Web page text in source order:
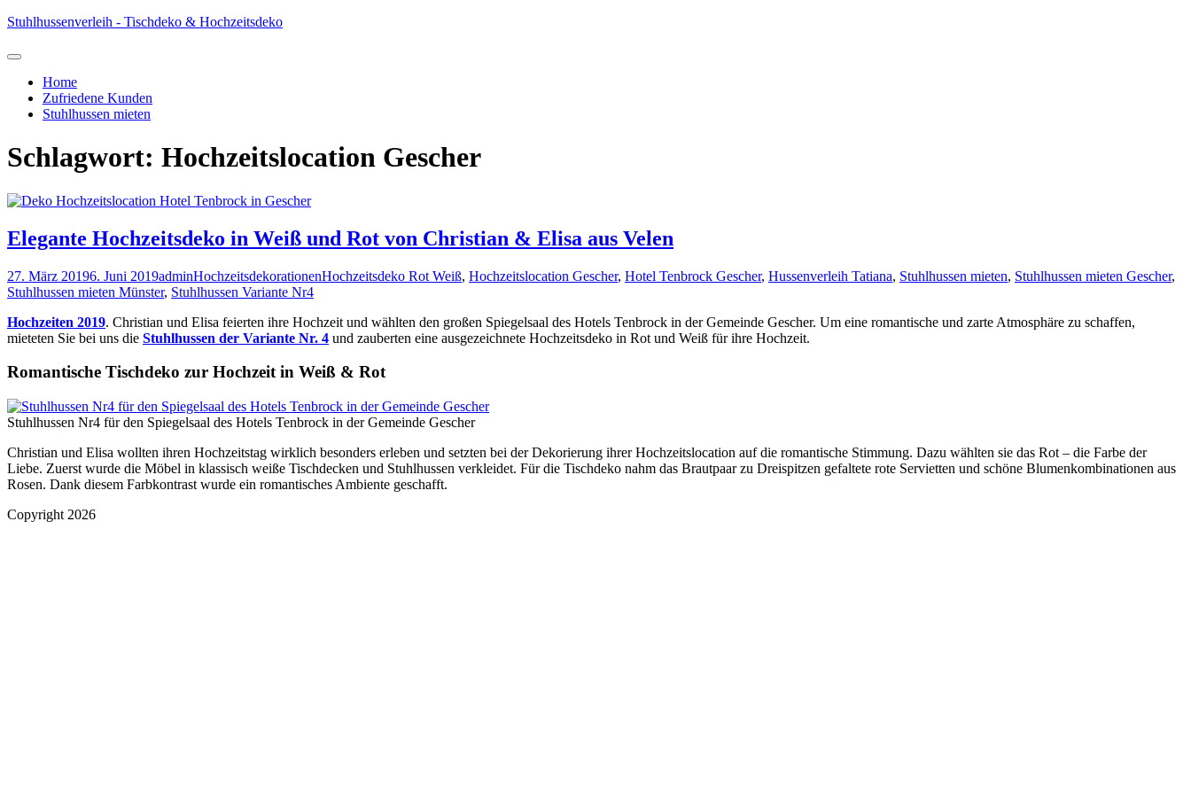
Skip
content
Stuhlhussenverleih - Tischdeko & Hochzeitsdeko
Home
Zufriedene Kunden
Stuhlhussen mieten
Schlagwort: Hochzeitslocation Gescher
Elegante Hochzeitsdeko in Weiß und Rot von Christian & Elisa aus Velen
27. März 20196. Juni 2019adminHochzeitsdekorationenHochzeitsdeko Rot Weiß, Hochzeitslocation Gescher, Hotel Tenbrock Gescher, Hussenverleih Tatiana, Stuhlhussen mieten, Stuhlhussen mieten Gescher,
Stuhlhussen mieten Münster, Stuhlhussen Variante Nr4
Hochzeiten 2019. Christian und Elisa feierten ihre Hochzeit und wählten den großen Spiegelsaal des Hotels Tenbrock in der Gemeinde Gescher. Um eine romantische und zarte Atmosphäre zu schaffen,
mieteten Sie bei uns die Stuhlhussen der Variante Nr. 4 und zauberten eine ausgezeichnete Hochzeitsdeko in Rot und Weiß für ihre Hochzeit.
Romantische Tischdeko zur Hochzeit in Weiß & Rot
Stuhlhussen Nr4 für den Spiegelsaal des Hotels Tenbrock in der Gemeinde Gescher
Christian und Elisa wollten ihren Hochzeitstag wirklich besonders erleben und setzten bei der Dekorierung ihrer Hochzeitslocation auf die romantische Stimmung. Dazu wählten sie das Rot – die Farbe der
Liebe. Zuerst wurde die Möbel in klassisch weiße Tischdecken und Stuhlhussen verkleidet. Für die Tischdeko nahm das Brautpaar zu Dreispitzen gefaltete rote Servietten und schöne Blumenkombinationen aus
Rosen. Dank diesem Farbkontrast wurde ein romantisches Ambiente geschafft.
Copyright 2026